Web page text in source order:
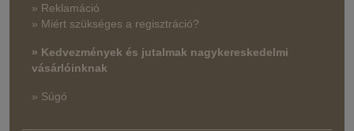
» Reklamáció
» Miért szükséges a regisztráció?
» Kedvezmények és jutalmak nagykereskedelmi
vásárlóinknak
» Súgó